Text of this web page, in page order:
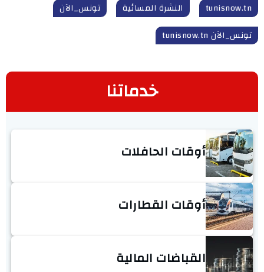
tunisnow.tn النشرة المسائية
تونس_الآن
تونس_الآن tunisnow.tn
خدماتنا
أوقات الحافلات
أوقات القطارات
القباضات المالية